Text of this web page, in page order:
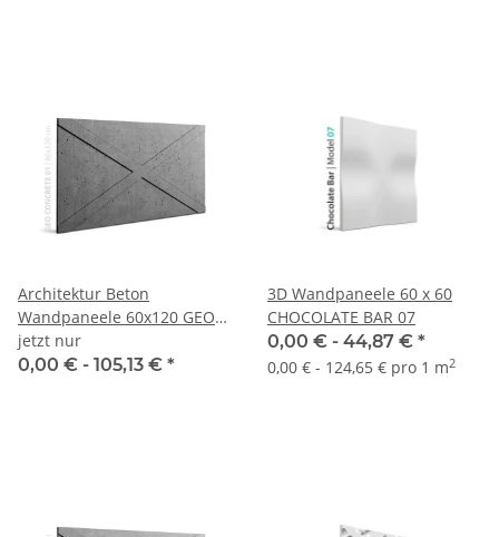
Architektur Beton
Wandpaneele 60x120 GEO
01 Loft Design
jetzt nur
0,00 € - 105,13 € *
3D Wandpaneele 60 x 60
CHOCOLATE BAR 07
0,00 € - 44,87 € *
0,00 € - 124,65 € pro 1 m2